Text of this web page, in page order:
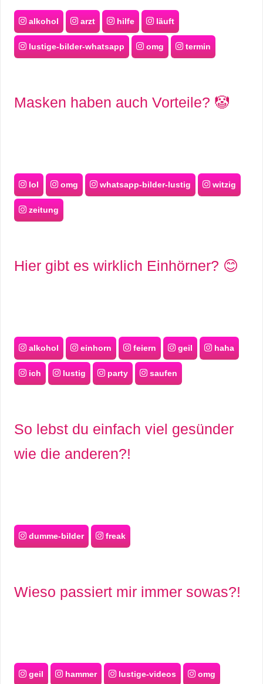
alkohol arzt hilfe läuft
lustige-bilder-whatsapp omg termin
Masken haben auch Vorteile? 🤡
lol omg whatsapp-bilder-lustig witzig
zeitung
Hier gibt es wirklich Einhörner? 😊
alkohol einhorn feiern geil haha
ich lustig party saufen
So lebst du einfach viel gesünder
wie die anderen?!
dumme-bilder freak
Wieso passiert mir immer sowas?!
geil hammer lustige-videos omg